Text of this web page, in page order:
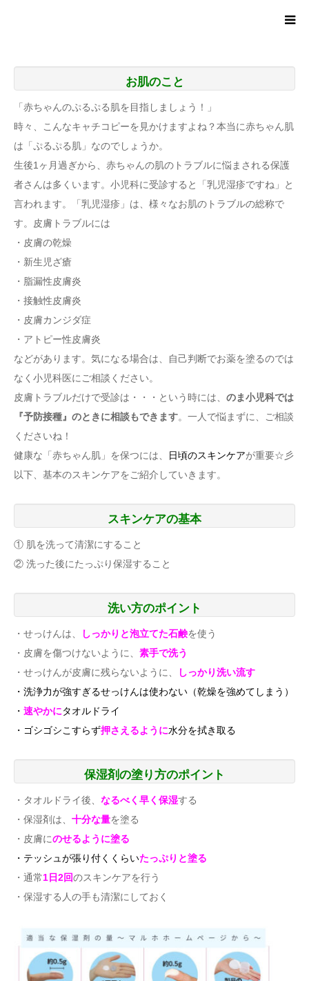
お肌のこと
「赤ちゃんのぷるぷる肌を目指しましょう！」
時々、こんなキャチコピーを見かけますよね？本当に赤ちゃん肌
は「ぷるぷる肌」なのでしょうか。
生後1ヶ月過ぎから、赤ちゃんの肌のトラブルに悩まされる保護
者さんは多くいます。小児科に受診すると「乳児湿疹ですね」と
言われます。「乳児湿疹」は、様々なお肌のトラブルの総称で
す。皮膚トラブルには
・皮膚の乾燥
・新生児ざ瘡
・脂漏性皮膚炎
・接触性皮膚炎
・皮膚カンジダ症
・アトピー性皮膚炎
などがあります。気になる場合は、自己判断でお薬を塗るのでは
なく小児科医にご相談ください。
皮膚トラブルだけで受診は・・・という時には、 のま小児科では
『予防接種』のときに相談もできます。一人で悩まずに、ご相談
くださいね！
健康な「赤ちゃん肌」を保つには、
日頃のスキンケアが重要☆彡
以下、基本のスキンケアをご紹介していきます。
スキンケアの基本
① 肌を洗って清潔にすること
② 洗った後にたっぷり保湿すること
洗い方のポイント
・せっけんは、 しっかりと泡立てた石鹸を使う
・皮膚を傷つけないように、 素手で洗う
・せっけんが皮膚に残らないように、
しっかり洗い流す
・洗浄力が強すぎるせっけんは使わない（乾燥を強めてしまう）
・ 速やかにタオルドライ
・ゴシゴシこすらず押さえるように水分を拭き取る
保湿剤の塗り方のポイント
・タオルドライ後、 なるべく早く保湿する
・保湿剤は、 十分な量を塗る
・皮膚にのせるように塗る
・テッシュが張り付くくらいたっぷりと塗る
・通常1日2回のスキンケアを行う
・保湿する人の手も清潔にしておく
あつまれ！のまっこ
アクセス
電子的診療情報連携体制整備加算について